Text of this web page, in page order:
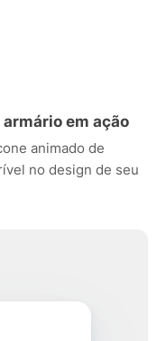
em ação
animado de
no design de seu